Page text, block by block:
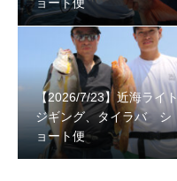
【2026/7/23】近海ライト
ジギング、タイラバ シ
ョート便